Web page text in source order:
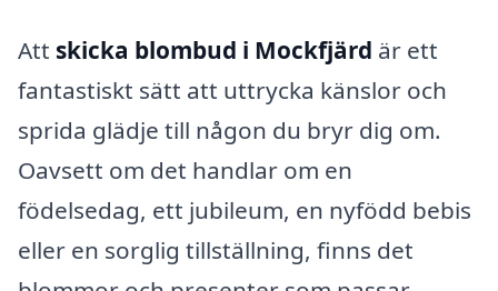
Att skicka blombud i Mockfjärd är ett
fantastiskt sätt att uttrycka känslor och
sprida glädje till någon du bryr dig om.
Oavsett om det handlar om en
födelsedag, ett jubileum, en nyfödd bebis
eller en sorglig tillställning, finns det